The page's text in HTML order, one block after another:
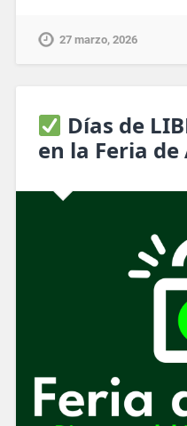
27 marzo, 2026
Días de
en la Feria de